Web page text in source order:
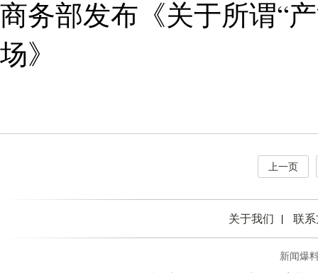
商务部发布《关于所谓“
场》
上一页
关于我们 联
新闻爆